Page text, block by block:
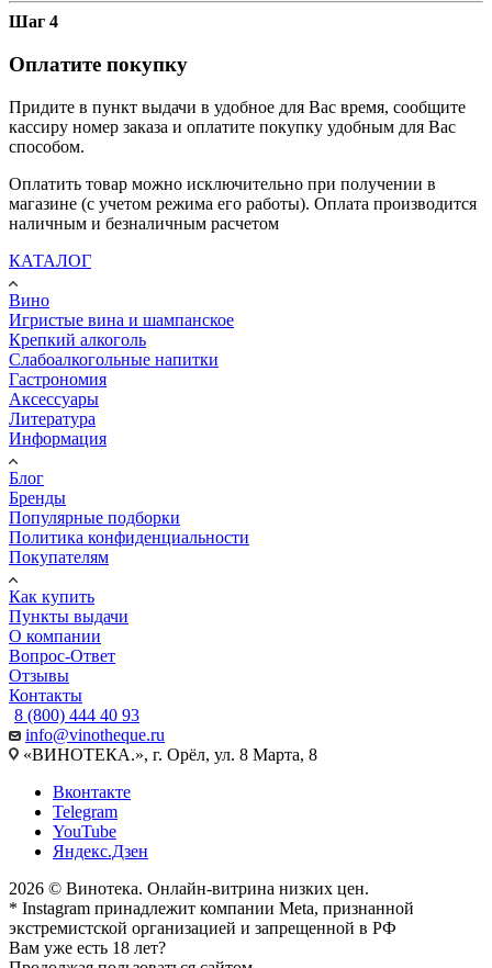
Шаг 4
Оплатите покупку
Придите в пункт выдачи в удобное для Вас время, сообщите
кассиру номер заказа и оплатите покупку удобным для Вас
способом.
Оплатить товар можно исключительно при получении в
магазине (с учетом режима его работы). Оплата производится
наличным и безналичным расчетом
КАТАЛОГ
Вино
Игристые вина и шампанское
Крепкий алкоголь
Слабоалкогольные напитки
Гастрономия
Аксессуары
Литература
Информация
Блог
Бренды
Популярные подборки
Политика конфиденциальности
Покупателям
Как купить
Пункты выдачи
О компании
Вопрос-Ответ
Отзывы
Контакты
8 (800) 444 40 93
info@vinotheque.ru
«ВИНОТЕКА.», г. Орёл, ул. 8 Марта, 8
Вконтакте
Telegram
YouTube
Яндекс.Дзен
2026 © Винотека. Онлайн-витрина низких цен.
* Instagram принадлежит компании Meta, признанной
экстремистской организацией и запрещенной в РФ
Вам уже есть 18 лет?